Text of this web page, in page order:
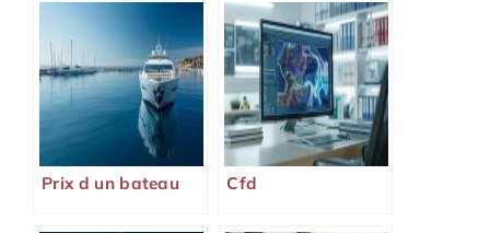
Prix d un bateau Cfd